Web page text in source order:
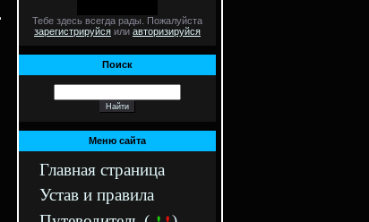
Тебе здесь всегда рады. Пожалуйста
зарегистрируйся или авторизируйся
Поиск
Меню сайта
Главная страница
Устав и правила